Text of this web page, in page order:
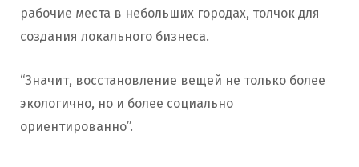
рабочие места в небольших городах, толчок для
создания локального бизнеса.
“Значит, восстановление вещей не только более
экологично, но и более социально
ориентированно”.